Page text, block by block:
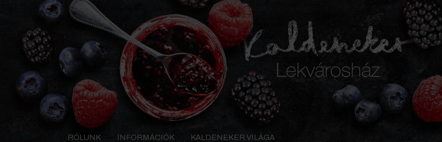
RÓLUNK INFORMÁCIÓK KALDENEKER VILÁGA